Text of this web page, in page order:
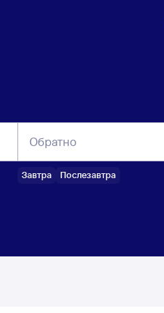
Обратно
Завтра Послезавтра